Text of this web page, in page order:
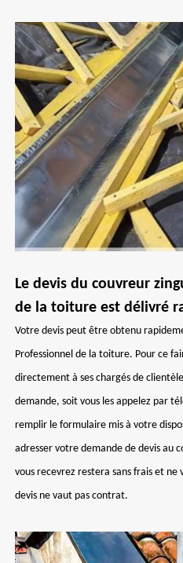
Le devis du couvreur
de la toiture est délivré
Votre devis peut être obtenu
Professionnel de la toiture. Pour ce
directement à ses chargés de
demande, soit vous les appelez par
remplir le formulaire mis à votre
adresser votre demande de devis au
vous recevrez restera sans frais et ne
devis ne vaut pas contrat.